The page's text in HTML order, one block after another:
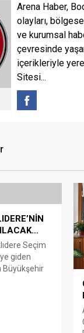
Arena Haber,
olayları,
ve kurumsal
çevresinde
içerikleriyle
Sitesi...
Seçim
giden
Büyükşehir